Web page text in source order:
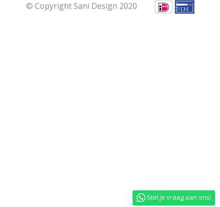
© Copyright Sani Design 2020
Stel je vraag aan ons!